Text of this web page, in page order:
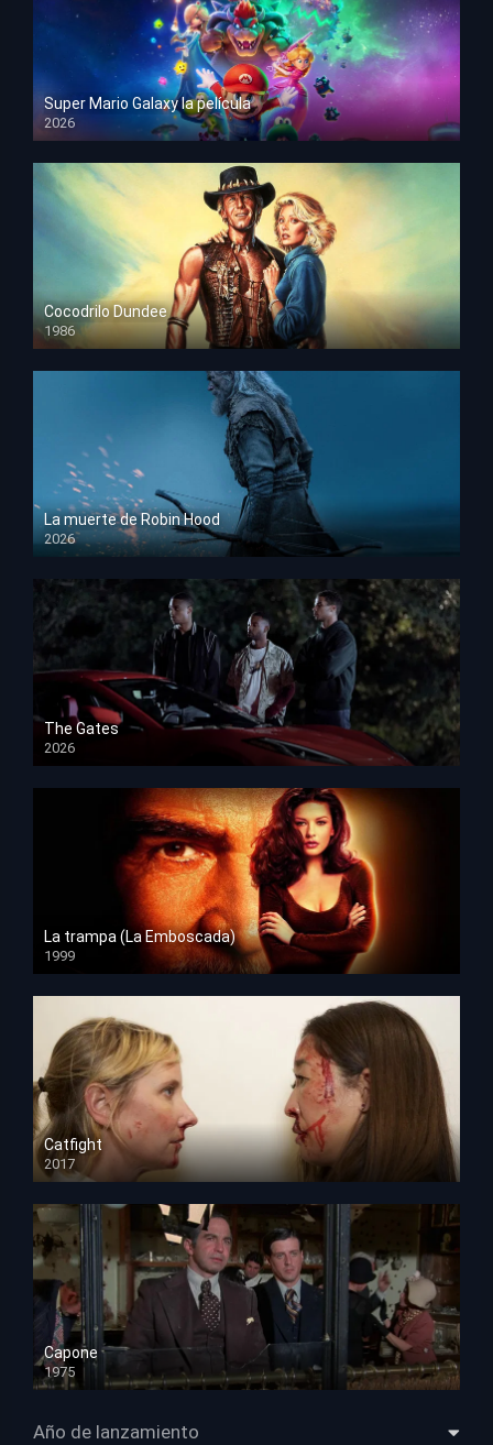
Super Mario Galaxy la película
2026
HD 1080p
Cocodrilo Dundee
1986
HD 1080p
La muerte de Robin Hood
2026
HD 1080p
The Gates
2026
HD 1080p
La trampa (La Emboscada)
1999
HD 1080p
Catfight
2017
HD 720p
Capone
1975
HD 1080p
Año de lanzamiento